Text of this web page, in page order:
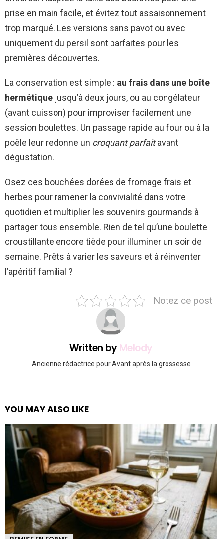
prise en main facile, et évitez tout assaisonnement
trop marqué. Les versions sans pavot ou avec
uniquement du persil sont parfaites pour les
premières découvertes.
La conservation est simple : au frais dans une boîte
hermétique jusqu’à deux jours, ou au congélateur
(avant cuisson) pour improviser facilement une
session boulettes. Un passage rapide au four ou à la
poêle leur redonne un croquant parfaitavant
dégustation.
Osez ces bouchées dorées de fromage frais et
herbes pour ramener la convivialité dans votre
quotidien et multiplier les souvenirs gourmands à
partager tous ensemble. Rien de tel qu’une boulette
croustillante encore tiède pour illuminer un soir de
semaine. Prêts à varier les saveurs et à réinventer
l’apéritif familial ?
Notez ce post
Written byMelody
Ancienne rédactrice pour Avant après la grossesse
YOU MAY ALSO LIKE